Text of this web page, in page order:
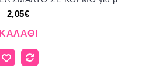
2,05€
ΚΑΛΆΘΙ